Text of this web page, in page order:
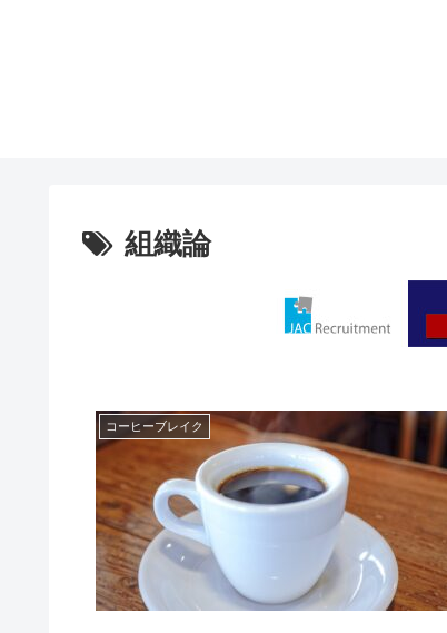
組織論
コーヒーブレイク